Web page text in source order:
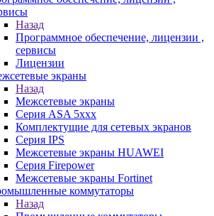
Назад
Программное обеспечение, лицензии ,
сервисы
Лицензии
экраны
Назад
Межсетевые экраны
Серия ASA 5xxx
Комплектущие для сетевых экранов
Серия IPS
Межсетевые экраны HUAWEI
Серия Firepower
Межсетевые экраны Fortinet
коммутаторы
Назад